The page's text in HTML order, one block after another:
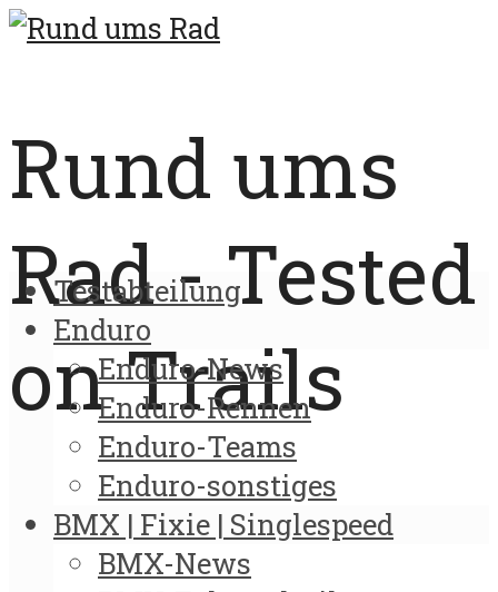
Rund ums
Rad - Tested
on Trails
Testabteilung
Enduro
Enduro-News
Enduro-Rennen
Enduro-Teams
Enduro-sonstiges
BMX | Fixie | Singlespeed
BMX-News